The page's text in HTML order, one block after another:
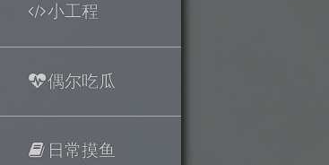
小工程
偶尔吃瓜
日常摸鱼